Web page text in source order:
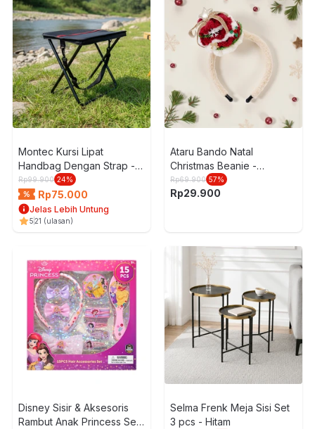
Montec Kursi Lipat
Handbag Dengan Strap -
Hitam
Rp99.900 24%
Rp75.000
Jelas Lebih Untung
521 (ulasan)
Ataru Bando Natal
Christmas Beanie -
Merah/Putih
Rp69.900 57%
Rp29.900
Disney Sisir & Aksesoris
Rambut Anak Princess Set
Selma Frenk Meja Sisi Set
3 pcs - Hitam